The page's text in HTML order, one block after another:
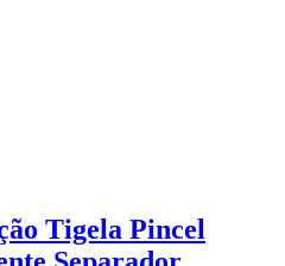
Tigela Pincel